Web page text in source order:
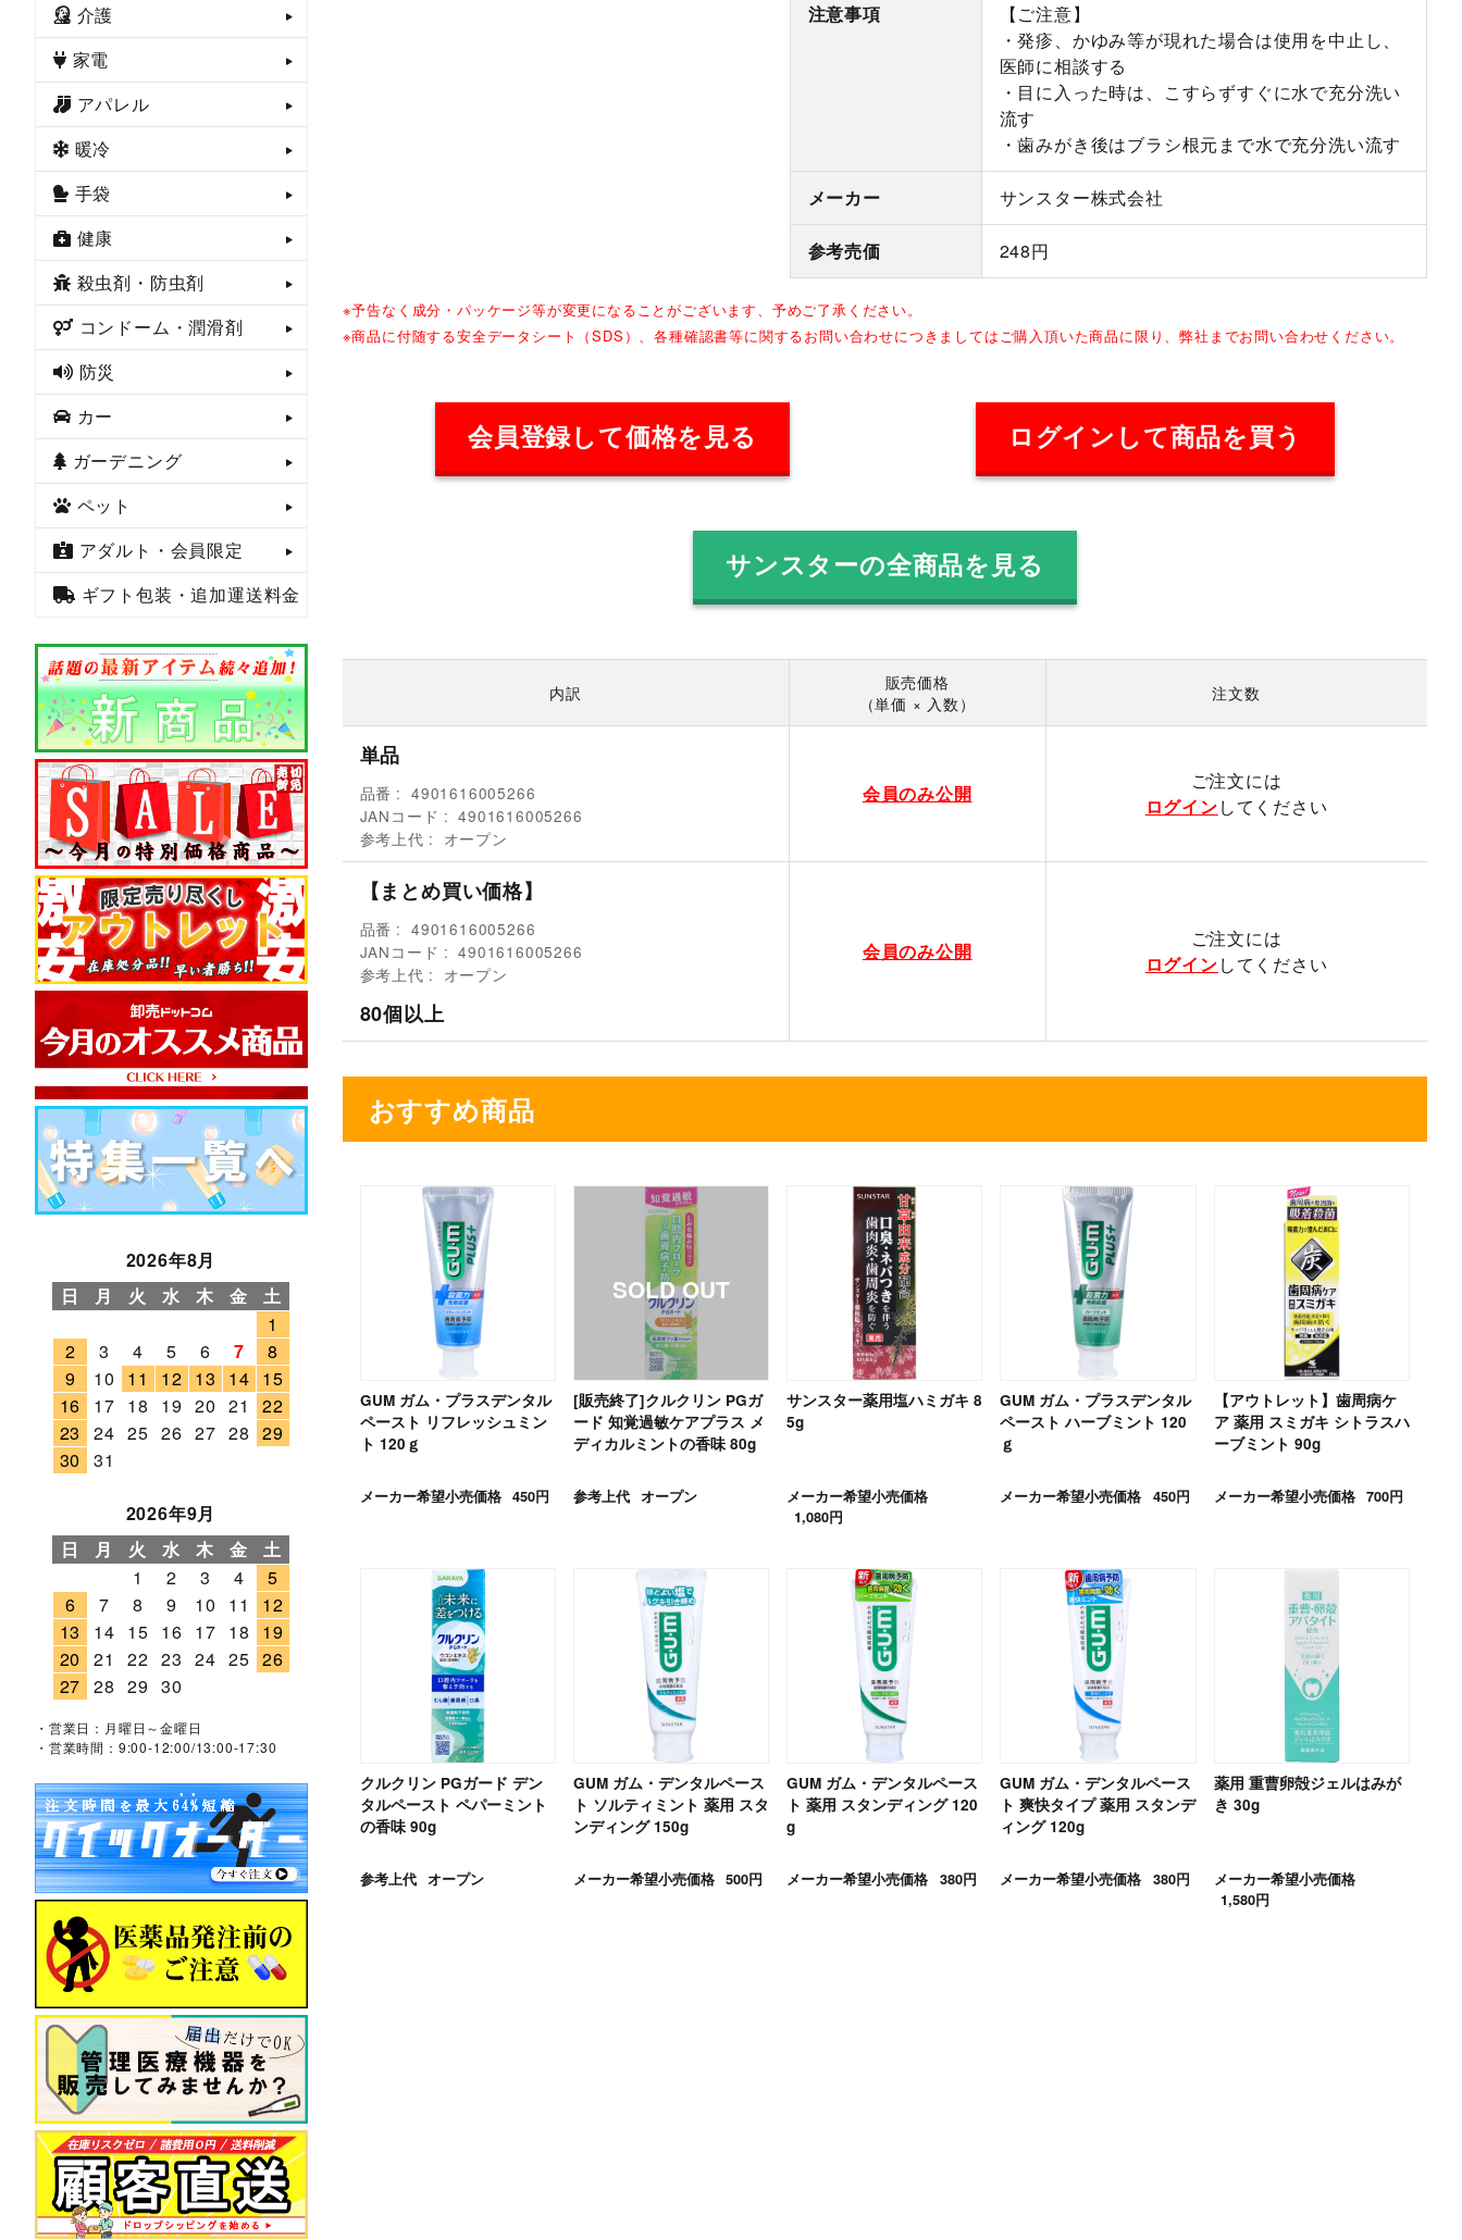
注意事項
【ご注意】
・発疹、かゆみ等が現れた場合は使用を中止し、
医師に相談する
・目に入った時は、こすらずすぐに水で充分洗い
流す
・歯みがき後はブラシ根元まで水で充分洗い流す
メーカー サンスター株式会社
参考売価 248円
※予告なく成分・パッケージ等が変更になることがございます、予めご了承ください。
※商品に付随する安全データシート（SDS）、各種確認書等に関するお問い合わせにつきましてはご購入頂いた商品に限り、弊社までお問い合わせください。
会員登録して価格を見る ログインして商品を買う
サンスターの全商品を見る
内訳
販売価格
（単価 × 入数）
注文数
単品
品番
4901616005266
JANコード
4901616005266
参考上代
オープン
会員のみ公開
ご注文には
ログインしてください
【まとめ買い価格】
品番
4901616005266
JANコード
4901616005266
参考上代
オープン
80個以上
会員のみ公開
ご注文には
ログインしてください
おすすめ商品
GUM ガム・プラスデンタル
ペースト リフレッシュミン
ト 120ｇ
メーカー希望小売価格 450円
[販売終了]クルクリン PGガ
ード 知覚過敏ケアプラス メ
ディカルミントの香味 80g
参考上代 オープン
サンスター薬用塩ハミガキ 8
5g
メーカー希望小売価格
1,080円
GUM ガム・プラスデンタル
ペースト ハーブミント 120
ｇ
メーカー希望小売価格 450円
【アウトレット】歯周病ケ
ア 薬用 スミガキ シトラスハ
ーブミント 90g
メーカー希望小売価格 700円
クルクリン PGガード デン
タルペースト ペパーミント
の香味 90g
参考上代 オープン
GUM ガム・デンタルペース
ト ソルティミント 薬用 スタ
ンディング 150g
メーカー希望小売価格 500円
GUM ガム・デンタルペース
ト 薬用 スタンディング 120
g
メーカー希望小売価格 380円
GUM ガム・デンタルペース
ト 爽快タイプ 薬用 スタンデ
ィング 120g
メーカー希望小売価格 380円
薬用 重曹卵殻ジェルはみが
き 30g
メーカー希望小売価格
1,580円
介護
家電
アパレル
暖冷
手袋
健康
殺虫剤・防虫剤
コンドーム・潤滑剤
防災
カー
ガーデニング
ペット
アダルト・会員限定
ギフト包装・追加運送料金
2026年8月
日
月 火 水 木 金
土
1
2
3 4 5 6 7
8
9
10 11 12 13 14 15
16
17 18 19 20 21
22
23
24 25 26 27 28 29
30
31
2026年9月
日
月 火 水 木 金
土
1
2 3 4
5
6
7 8 9 10 11
12
13
14 15 16 17 18
19
20
21 22 23 24 25 26
27 28 29 30
・営業日：月曜日～金曜日
・営業時間：9:00-12:00/13:00-17:30